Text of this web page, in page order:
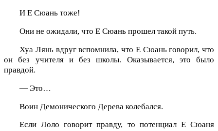
И Е Сюань тоже!
Они не ожидали, что Е Сюань прошел такой путь.
Хуа Лянь вдруг вспомнила, что Е Сюань говорил, что
он без учителя и без школы. Оказывается, это было
правдой.
— Это…
Воин Демонического Дерева колебался.
Если Лоло говорит правду, то потенциал Е Сюаня